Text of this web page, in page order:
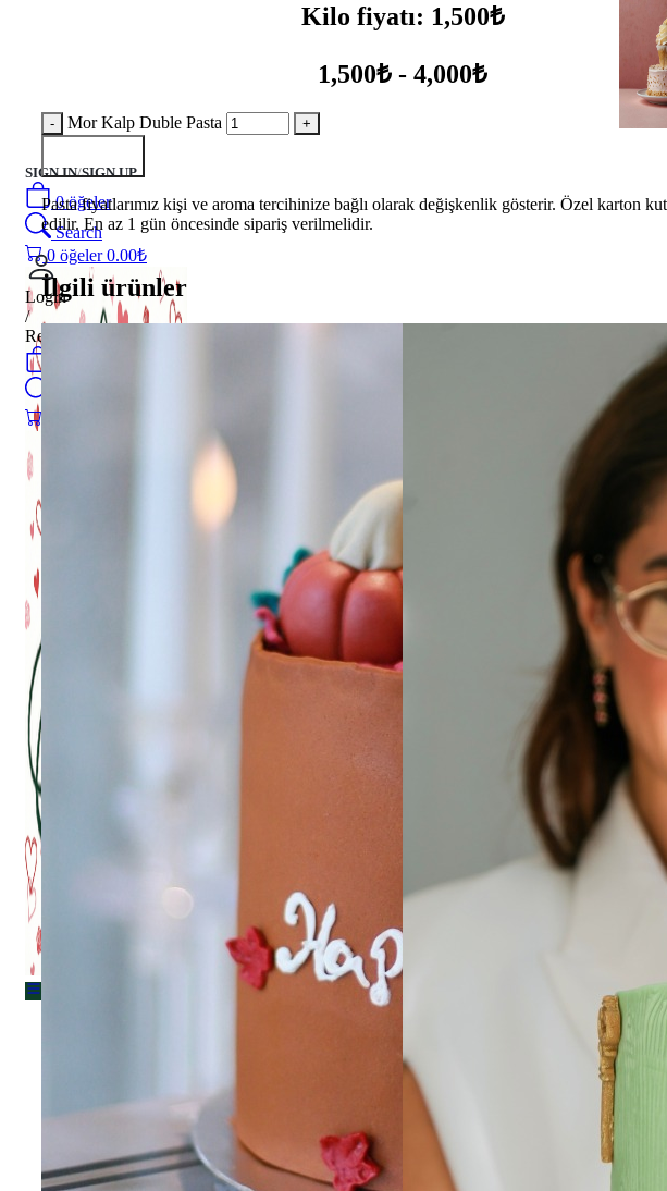
SIGN IN/SIGN UP
0öğeler
Search
0 öğeler 0.00₺
Login
/
Register
Kilo fiyatı: 1,500₺
1,500₺ - 4,000₺
Mor Kalp Duble Pasta
Pasta fiyatlarımız kişi ve aroma tercihinize bağlı olarak değişkenlik gösterir. Özel karton
edilir. En az 1 gün öncesinde sipariş verilmelidir.
İlgili ürünler